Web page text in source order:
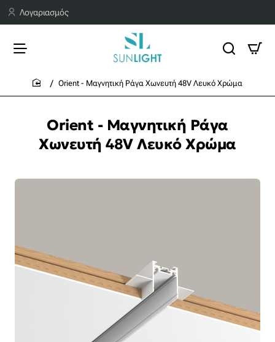
Λογαριασμός
Orient - Μαγνητική Ράγα
Χωνευτή 48V Λευκό Χρώμα
Orient - Μαγνητική Ράγα Χωνευτή 48V Λευκό Χρώμα